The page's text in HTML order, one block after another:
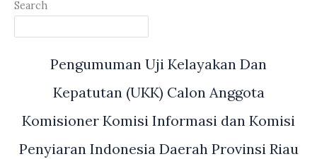
Search
Pengumuman Uji Kelayakan Dan
Kepatutan (UKK) Calon Anggota
Komisioner Komisi Informasi dan Komisi
Penyiaran Indonesia Daerah Provinsi Riau